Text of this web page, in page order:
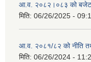
आ‍.व. २०८२।०८३ को बजेट
मिति: 06/26/2025 -
आ.व. २०८१/८२ को नीति
मिति: 06/26/2024 -